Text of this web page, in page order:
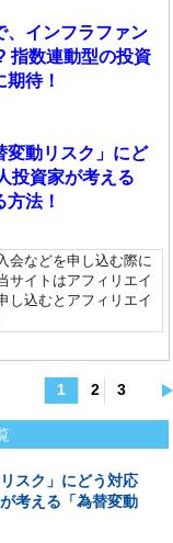
、インフラファン
指数連動型の投資
待！
変動リスク」にど
投資家が考える
法！
会などを申し込む際に
サイトはアフィリエイ
し込むとアフィリエイ
1 2 3
スク」にどう対応
考える「為替変動